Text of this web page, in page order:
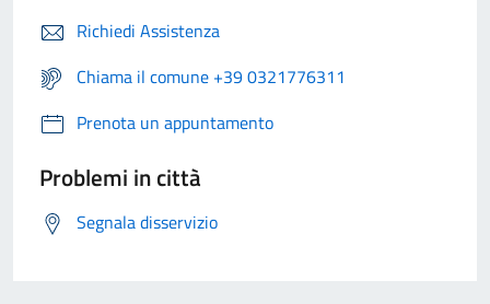
Richiedi Assistenza
Chiama il comune +39 0321776311
Prenota un appuntamento
Problemi in città
Segnala disservizio